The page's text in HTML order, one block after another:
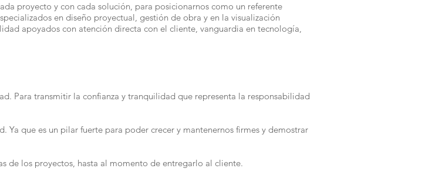
proyecto y con cada solución, para posicionarnos como un referente
en diseño proyectual, gestión de obra y en la visualización
apoyados con atención directa con el cliente, vanguardia en tecnología,
Para transmitir la confianza y tranquilidad que representa la responsabilidad
que es un pilar fuerte para poder crecer y mantenernos firmes y demostrar
de los proyectos, hasta al momento de entregarlo al cliente.